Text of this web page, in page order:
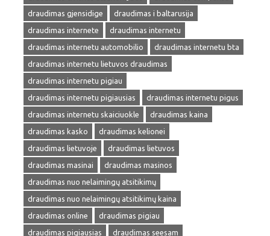
draudimas gjensidige
draudimas i baltarusija
draudimas internete
draudimas internetu
draudimas internetu automobilio
draudimas internetu bta
draudimas internetu lietuvos draudimas
draudimas internetu pigiau
draudimas internetu pigiausias
draudimas internetu pigus
draudimas internetu skaiciuokle
draudimas kaina
draudimas kasko
draudimas kelionei
draudimas lietuvoje
draudimas lietuvos
draudimas masinai
draudimas masinos
draudimas nuo nelaimingų atsitikimų
draudimas nuo nelaimingų atsitikimų kaina
draudimas online
draudimas pigiau
draudimas pigiausias
draudimas seesam